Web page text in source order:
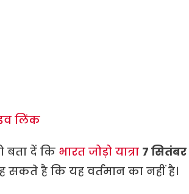
लिंक
दें कि भारत जोड़ो यात्रा 7 सितंबर
सकते है कि यह वर्तमान का नहीं है।